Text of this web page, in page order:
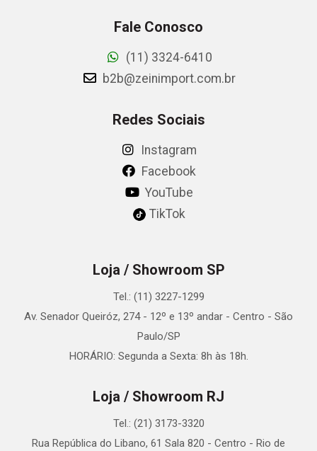
Fale Conosco
(11) 3324-6410
b2b@zeinimport.com.br
Redes Sociais
Instagram
Facebook
YouTube
TikTok
Loja / Showroom SP
Tel.: (11) 3227-1299
Av. Senador Queiróz, 274 - 12º e 13º andar - Centro - São
Paulo/SP
HORÁRIO: Segunda a Sexta: 8h às 18h.
Loja / Showroom RJ
Tel.: (21) 3173-3320
Rua República do Libano, 61 Sala 820 - Centro - Rio de